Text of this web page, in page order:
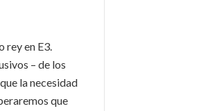
rey en E3.
– de los
la necesidad
que